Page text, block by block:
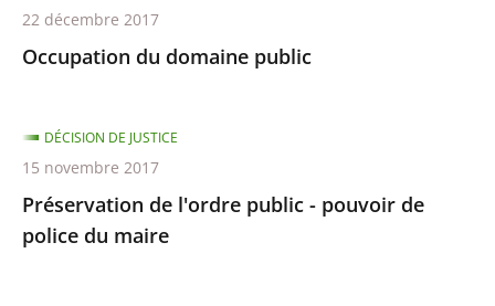
Occupation du domaine public
22 décembre 2017
Préservation de l'ordre public - pouvoir de
police du maire
DÉCISION DE JUSTICE
15 novembre 2017